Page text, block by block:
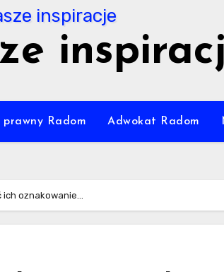
prawny Radom Adwokat Radom
ich oznakowanie…